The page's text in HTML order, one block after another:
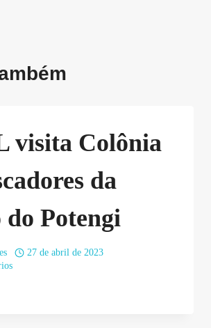
visita Colônia
da
do Potengi
27 de abril de 2023